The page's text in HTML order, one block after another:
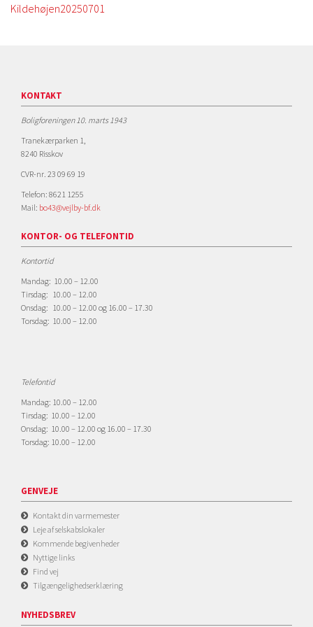
Kildehøjen20250701
KONTAKT
Boligforeningen 10. marts 1943
Tranekærparken 1,
8240 Risskov
CVR-nr. 23 09 69 19
Telefon: 8621 1255
Mail: bo43@vejlby-bf.dk
KONTOR- OG TELEFONTID
Kontortid
Mandag: 10.00 – 12.00
Tirsdag: 10.00 – 12.00
Onsdag: 10.00 – 12.00 og 16.00 – 17.30
Torsdag: 10.00 – 12.00
Telefontid
Mandag: 10.00 – 12.00
Tirsdag: 10.00 – 12.00
Onsdag: 10.00 – 12.00 og 16.00 – 17.30
Torsdag: 10.00 – 12.00
GENVEJE
Kontakt din varmemester
Leje af selskabslokaler
Kommende begivenheder
Nyttige links
Find vej
Tilgængelighedserklæring
NYHEDSBREV